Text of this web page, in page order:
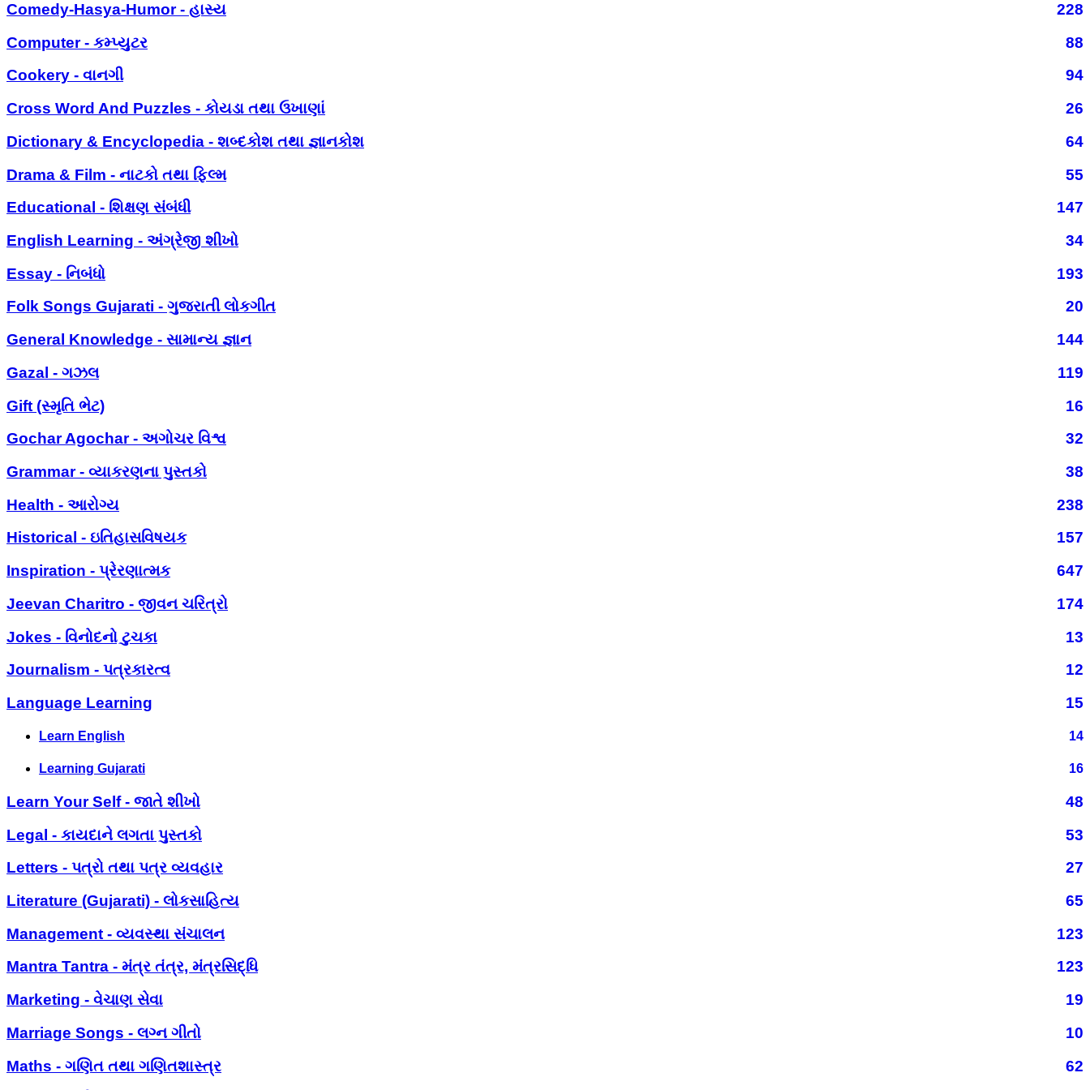
Comedy-Hasya-Humor - હાસ્ય
228
Computer - કમ્પ્યુટર
88
Cookery - વાનગી
94
Cross Word And Puzzles - કોયડા તથા ઉખાણાં
26
Dictionary & Encyclopedia - શબ્દકોશ તથા જ્ઞાનકોશ
64
Drama & Film - નાટકો તથા ફિલ્મ
55
Educational - શિક્ષણ સંબંધી
147
English Learning - અંગ્રેજી શીખો
34
Essay - નિબંધો
193
Folk Songs Gujarati - ગુજરાતી લોકગીત
20
General Knowledge - સામાન્ય જ્ઞાન
144
Gazal - ગઝલ
119
Gift (સ્મૃતિ ભેટ)
16
Gochar Agochar - અગોચર વિશ્વ
32
Grammar - વ્યાકરણના પુસ્તકો
38
Health - આરોગ્ય
238
Historical - ઇતિહાસવિષયક
157
Inspiration - પ્રેરણાત્મક
647
Jeevan Charitro - જીવન ચરિત્રો
174
Jokes - વિનોદનો ટુચકા
13
Journalism - પત્રકારત્વ
12
Language Learning
15
Learn English 14
Learning Gujarati 16
Learn Your Self - જાતે શીખો
48
Legal - કાયદાને લગતા પુસ્તકો
53
Letters - પત્રો તથા પત્ર વ્યવહાર
27
Literature (Gujarati) - લોકસાહિત્ય
65
Management - વ્યવસ્થા સંચાલન
123
Mantra Tantra - મંત્ર તંત્ર, મંત્રસિદ્ધિ
123
Marketing - વેચાણ સેવા
19
Marriage Songs - લગ્ન ગીતો
10
Maths - ગણિત તથા ગણિતશાસ્ત્ર
62